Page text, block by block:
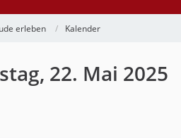
erleben Kalender
22. Mai 2025